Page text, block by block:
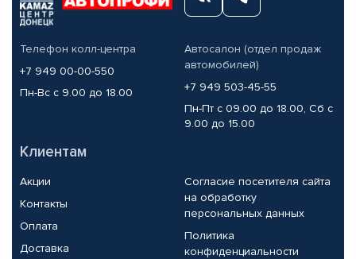
Телефон колл-центра
+7 949 00-00-550
Пн-Вс с 9.00 до 18.00
Автосалон (отдел продаж
автомобилей)
+7 949 503-45-55
Пн-Пт с 09.00 до 18.00, Сб с
9.00 до 15.00
Клиентам
Акции
Контакты
Оплата
Доставка
Согласие посетителя сайта
на обработку
персональных данных
Политика
конфиденциальности